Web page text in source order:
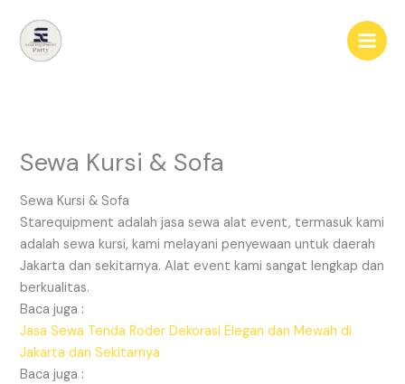
konten
Sewa Kursi & Sofa
Sewa Kursi & Sofa
Starequipment adalah jasa sewa alat event, termasuk kami
adalah sewa kursi, kami melayani penyewaan untuk daerah
Jakarta dan sekitarnya. Alat event kami sangat lengkap dan
berkualitas.
Baca juga :
Jasa Sewa Tenda Roder Dekorasi Elegan dan Mewah di
Jakarta dan Sekitarnya
Baca juga :